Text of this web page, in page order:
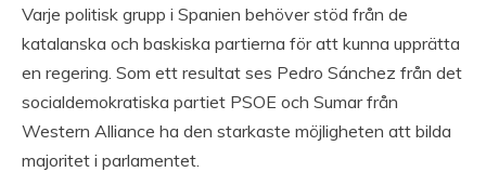
Varje politisk grupp i Spanien behöver stöd från de
katalanska och baskiska partierna för att kunna upprätta
en regering. Som ett resultat ses Pedro Sánchez från det
socialdemokratiska partiet PSOE och Sumar från
Western Alliance ha den starkaste möjligheten att bilda
majoritet i parlamentet.